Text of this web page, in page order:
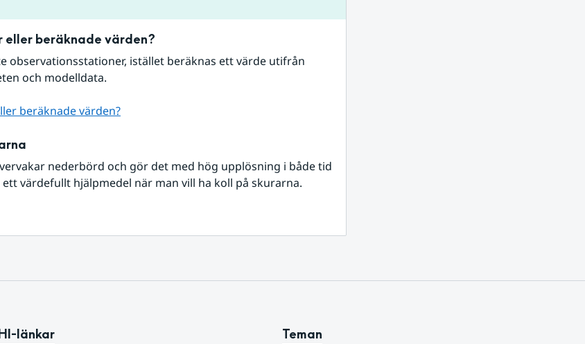
eller beräknade värden?
observationsstationer, istället beräknas ett värde utifrån
och modelldata.
beräknade värden?
nederbörd och gör det med hög upplösning i både tid
värdefullt hjälpmedel när man vill ha koll på skurarna.
länkar Teman